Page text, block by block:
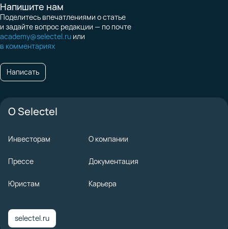
Напишите нам
Поделитесь впечатлениями о статье
и задайте вопрос редакции — по почте
academy@selectel.ru или
в комментариях
Написать
О Selectel
Инвесторам О компании
Прессе Документация
Юристам Карьера
selectel.ru